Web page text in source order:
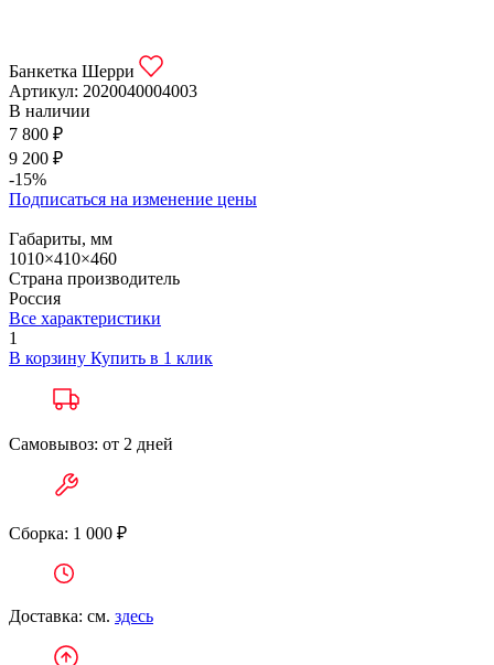
Банкетка Шерри
Артикул: 2020040004003
В наличии
7 800 ₽
9 200 ₽
-15%
Подписаться на изменение цены
Габариты, мм
1010×410×460
Страна производитель
Россия
Все характеристики
1
В корзину Купить в 1 клик
Самовывоз: от 2 дней
Сборка: 1 000 ₽
Доставка: см. здесь